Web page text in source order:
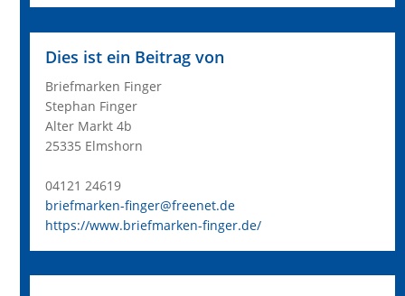
Dies ist ein Beitrag von
Briefmarken Finger
Stephan Finger
Alter Markt 4b
25335 Elmshorn
04121 24619
briefmarken-finger@freenet.de
https://www.briefmarken-finger.de/